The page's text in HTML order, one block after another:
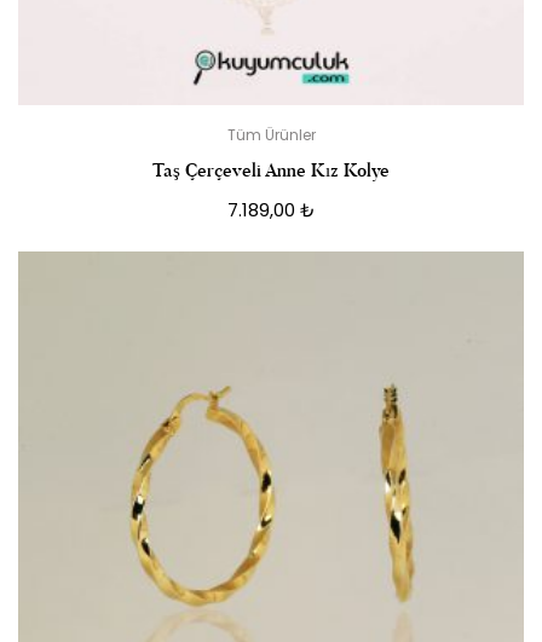
Tüm Ürünler
Taş Çerçeveli Anne Kız Kolye
7.189,00 ₺